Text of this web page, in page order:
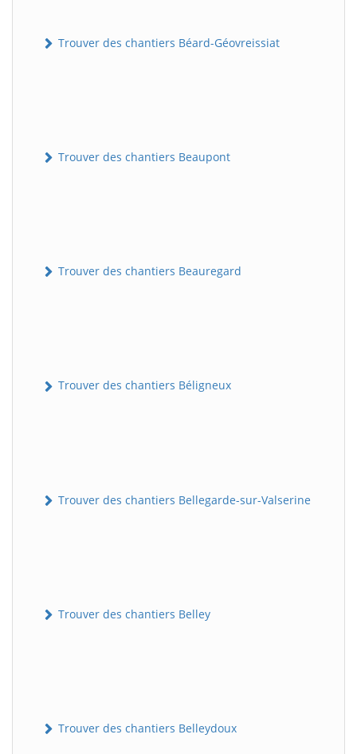
Trouver des chantiers Béard-Géovreissiat
Trouver des chantiers Beaupont
Trouver des chantiers Beauregard
Trouver des chantiers Béligneux
Trouver des chantiers Bellegarde-sur-Valserine
Trouver des chantiers Belley
Trouver des chantiers Belleydoux